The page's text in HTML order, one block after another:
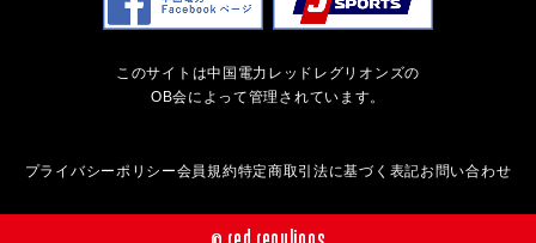
このサイトは中国電力レッドレグリオンズの
OB会によって管理されています。
プライバシーポリシー会員規約特定商取引法に基づく表記お問い合わせ